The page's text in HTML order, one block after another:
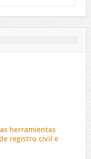
herramientas
registro civil e